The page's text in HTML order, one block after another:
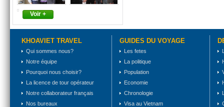
Voir +
KHOAVIET TRAVEL
Qui sommes nous?
Notre équipe
Pourquoi nous choisir?
La licence de tour opérateur
Notre collaborateur français
Nos bureaux
GUIDES DU VOYAGE
Les fetes
La politique
Population
Economie
Chronologie
Visa au Vietnam